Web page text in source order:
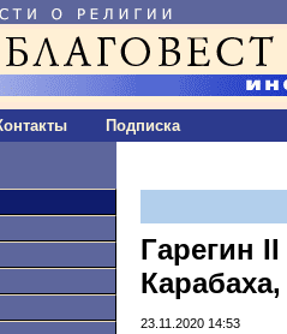
Подписка
Гарегин
23.11.2020 14:53